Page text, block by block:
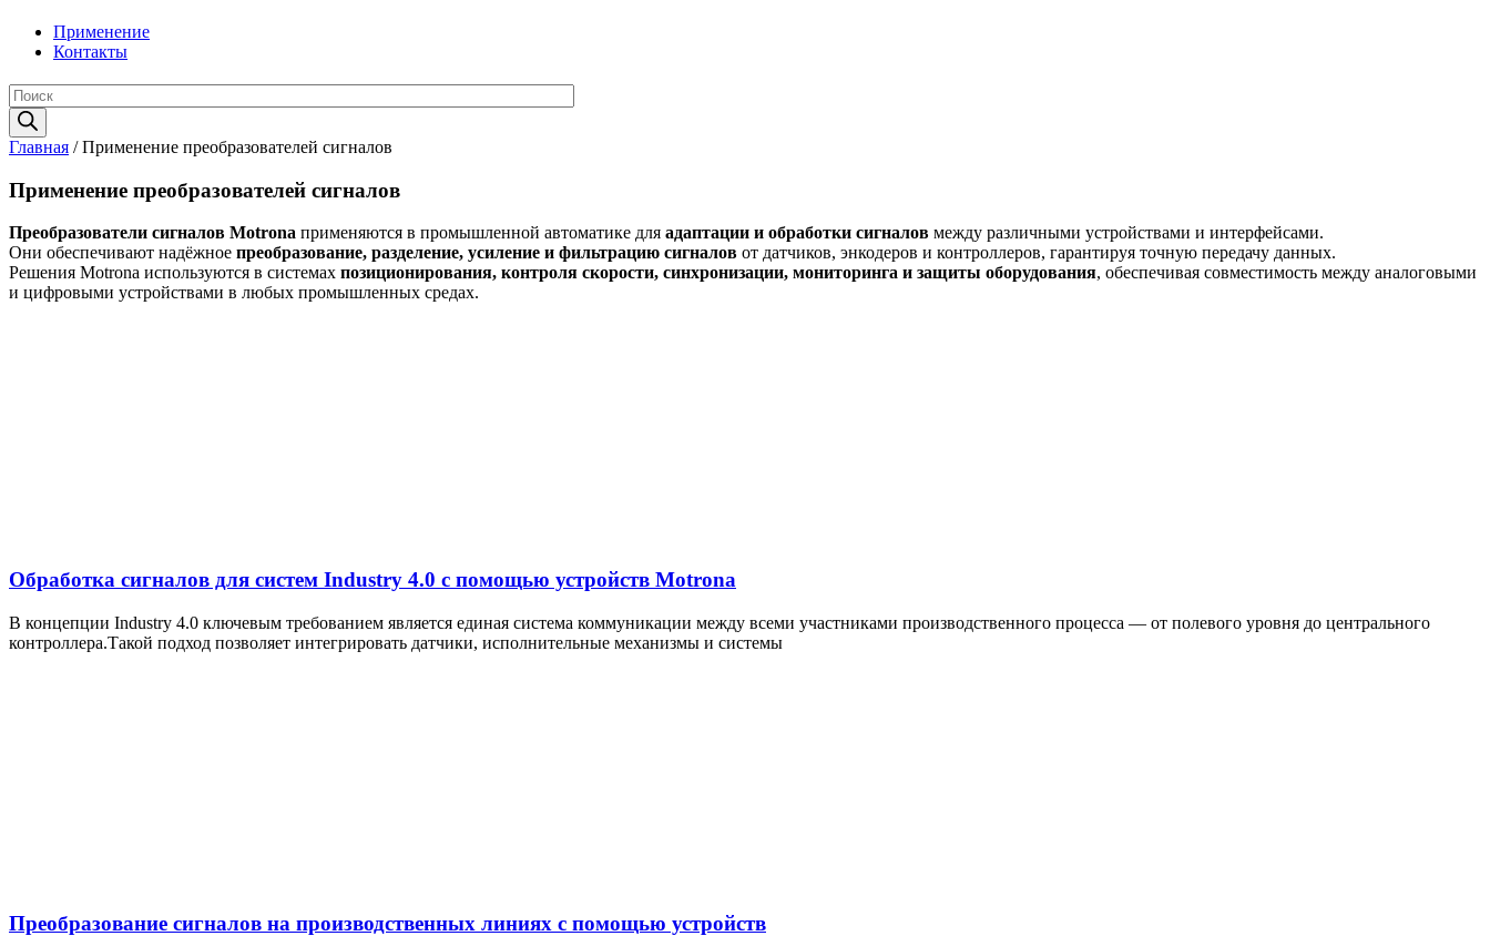
Применение
Контакты
Поиск
товаров
Главная / Применение преобразователей сигналов
Применение преобразователей сигналов
Преобразователи сигналов Motrona применяются в промышленной автоматике для адаптации и обработки сигналов между различными устройствами и интерфейсами.
Они обеспечивают надёжное преобразование, разделение, усиление и фильтрацию сигналов от датчиков, энкодеров и контроллеров, гарантируя точную передачу данных.
Решения Motrona используются в системах позиционирования, контроля скорости, синхронизации, мониторинга и защиты оборудования, обеспечивая совместимость между аналоговыми
и цифровыми устройствами в любых промышленных средах.
Обработка сигналов для систем Industry 4.0 с помощью устройств Motrona
В концепции Industry 4.0 ключевым требованием является единая система коммуникации между всеми участниками производственного процесса — от полевого уровня до центрального
контроллера.Такой подход позволяет интегрировать датчики, исполнительные механизмы и системы
Преобразование сигналов на производственных линиях с помощью устройств